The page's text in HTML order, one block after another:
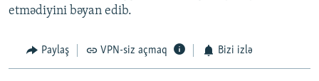
etmədiyini bəyan edib.
Paylaş VPN-siz açmaq Bizi izlə